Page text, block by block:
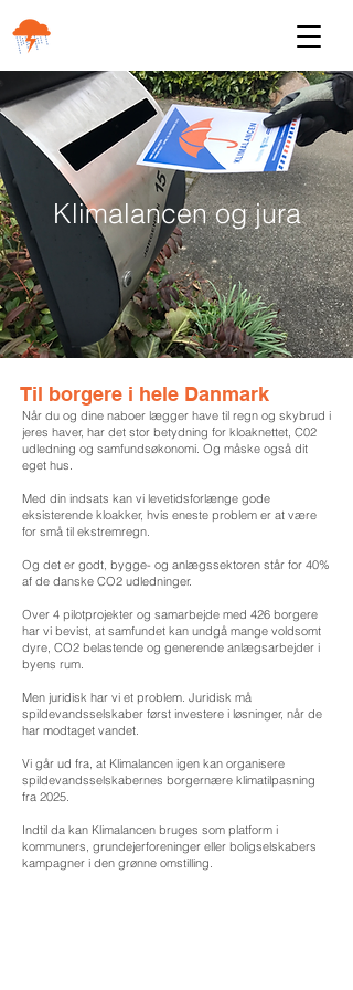
Klimalancen og jura
Til borgere i hele Danmark
Når du og dine naboer lægger have til regn og skybrud i
jeres haver, har det stor betydning for kloaknettet, C02
udledning og samfundsøkonomi. Og måske også dit
eget hus.
Med din indsats kan vi levetidsforlænge gode
eksisterende kloakker, hvis eneste problem er at være
for små til ekstremregn.
Og det er godt, bygge- og anlægssektoren står for 40%
af de danske CO2 udledninger.
Over 4 pilotprojekter og samarbejde med 426 borgere
har vi bevist, at samfundet kan undgå mange voldsomt
dyre, CO2 belastende og generende anlægsarbejder i
byens rum.
Men juridisk har vi et problem. Juridisk må
spildevandsselskaber først investere i løsninger, når de
har modtaget vandet.
Vi går ud fra, at Klimalancen igen kan organisere
spildevandsselskabernes borgernære klimatilpasning
fra 2025.
Indtil da kan Klimalancen bruges som platform i
kommuners, grundejerforeninger eller boligselskabers
kampagner i den grønne omstilling.